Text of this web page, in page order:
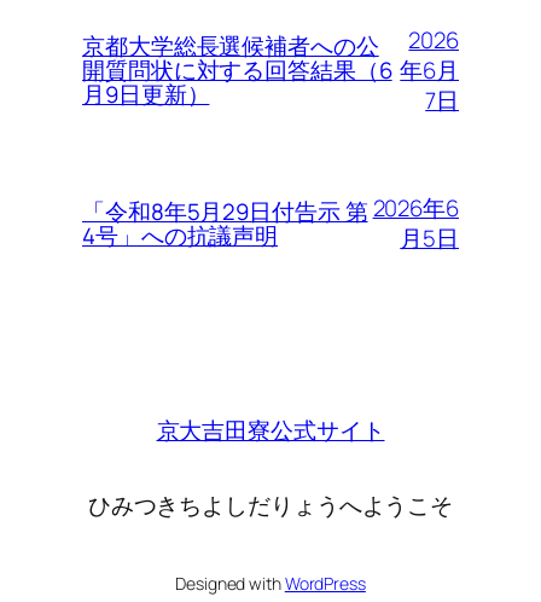
京都大学総長選候補者への公
開質問状に対する回答結果（6
月9日更新）
2026
年6月
7日
「令和8年5月29日付告示 第
4号」への抗議声明
2026年6
月5日
京大吉田寮公式サイト
ひみつきちよしだりょうへようこそ
Designed withWordPress